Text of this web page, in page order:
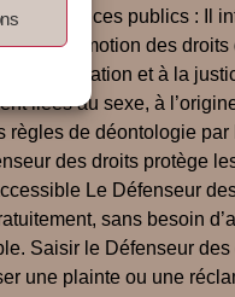
des services publics : Il
la promotion des droits
à l’éducation et à la
liées au sexe, à
règles de déontologie
des droits protège
Le Défenseur
sans besoin
Saisir le Défenseur
une plainte ou une